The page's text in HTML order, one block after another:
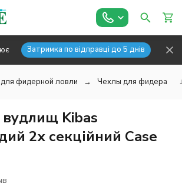
Затримка по відправці до 5 днів
для фидерной ловли Чехлы для фидера
Kibas
2х секційний Case